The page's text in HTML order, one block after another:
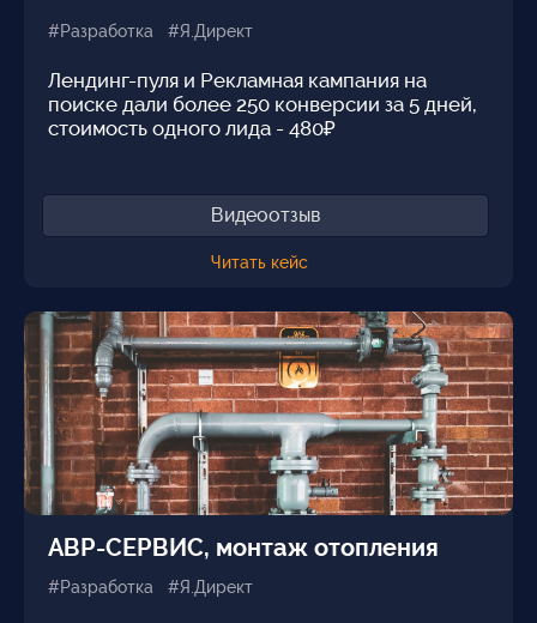
#Разработка #Я.Директ
Лендинг-пуля и Рекламная кампания на
поиске дали более 250 конверсии за 5 дней,
стоимость одного лида - 480₽
Видеоотзыв
Читать кейс
АВР-СЕРВИС, монтаж отопления
#Разработка #Я.Директ